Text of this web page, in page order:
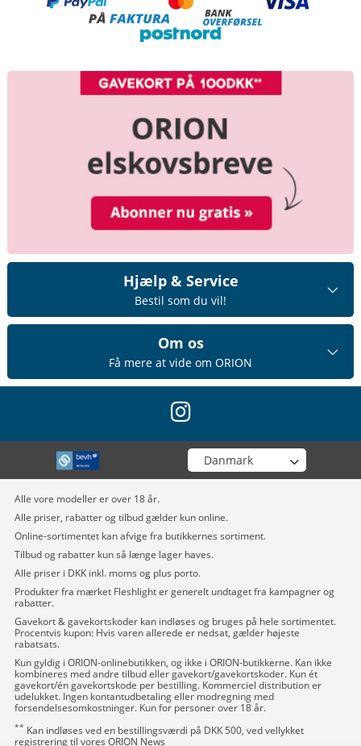
Hjælp & Service
Bestil som du vil!
Om os
Få mere at vide om ORION
instagram
Vælg din butik
Alle vore modeller er over 18 år.
Alle priser, rabatter og tilbud gælder kun online.
Online-sortimentet kan afvige fra butikkernes sortiment.
Tilbud og rabatter kun så længe lager haves.
Alle priser i DKK inkl. moms og plus porto.
Produkter fra mærket Fleshlight er generelt undtaget fra kampagner og
rabatter.
Gavekort & gavekortskoder kan indløses og bruges på hele sortimentet.
Procentvis kupon: Hvis varen allerede er nedsat, gælder højeste
rabatsats.
Kun gyldig i ORION-onlinebutikken, og ikke i ORION-butikkerne. Kan ikke
kombineres med andre tilbud eller gavekort/gavekortskoder. Kun ét
gavekort/én gavekortskode per bestilling. Kommerciel distribution er
udelukket. Ingen kontantudbetaling eller modregning med
forsendelsesomkostninger. Kun for personer over 18 år.
** Kan indløses ved en bestillingsværdi på DKK 500, ved vellykket
registrering til vores ORION News